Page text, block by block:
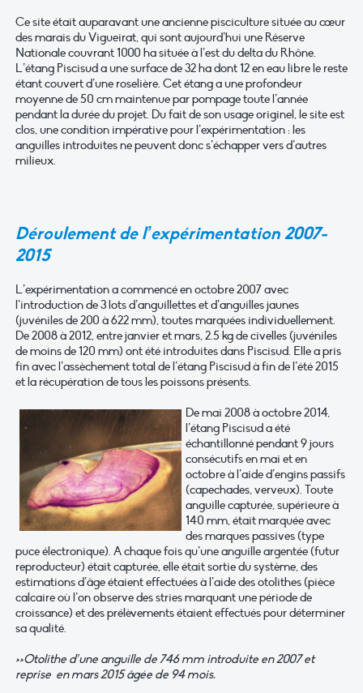
Ce site était auparavant une ancienne pisciculture située au cœur
des marais du Vigueirat, qui sont aujourd’hui une Réserve
Nationale couvrant 1000 ha située à l’est du delta du Rhône.
L’étang Piscisud a une surface de 32 ha dont 12 en eau libre le reste
étant couvert d’une roselière. Cet étang a une profondeur
moyenne de 50 cm maintenue par pompage toute l’année
pendant la durée du projet. Du fait de son usage originel, le site est
clos, une condition impérative pour l’expérimentation : les
anguilles introduites ne peuvent donc s’échapper vers d’autres
milieux.
Déroulement de l’expérimentation 2007-
2015
L’expérimentation a commencé en octobre 2007 avec
l’introduction de 3 lots d’anguillettes et d’anguilles jaunes
(juvéniles de 200 à 622 mm), toutes marquées individuellement.
De 2008 à 2012, entre janvier et mars, 2.5 kg de civelles (juvéniles
de moins de 120 mm) ont été introduites dans Piscisud. Elle a pris
fin avec l’assèchement total de l’étang Piscisud à fin de l’été 2015
et la récupération de tous les poissons présents.
De mai 2008 à octobre 2014,
l’étang Piscisud a été
échantillonné pendant 9 jours
consécutifs en mai et en
octobre à l’aide d’engins passifs
(capechades, verveux). Toute
anguille capturée, supérieure à
140 mm, était marquée avec
des marques passives (type
puce électronique). A chaque fois qu’une anguille argentée (futur
reproducteur) était capturée, elle était sortie du système, des
estimations d’âge étaient effectuées à l’aide des otolithes (pièce
calcaire où l’on observe des stries marquant une période de
croissance) et des prélèvements étaient effectués pour déterminer
sa qualité.
>>Otolithe d’une anguille de 746 mm introduite en 2007 et
reprise en mars 2015 âgée de 94 mois.